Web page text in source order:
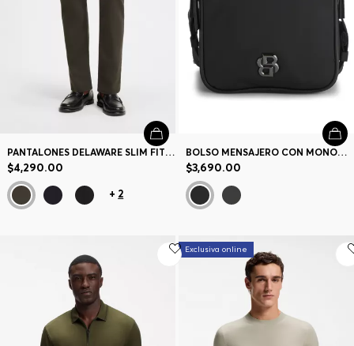
PANTALONES DELAWARE SLIM FIT EN SARGA ANTIDECOLORACIÓN
$4,290.00
+ 2
BOLSO MENSAJERO CON MONOGRAMA DOUBLE B METÁLICO
$3,690.00
Exclusiva online